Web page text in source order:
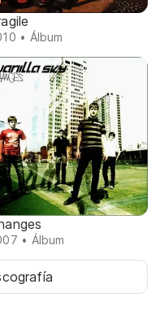
• Álbum
• Álbum